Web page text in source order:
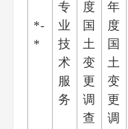
*-
*
专
业
技
术
服
务
度
国
土
变
更
调
查
年
度
国
土
变
更
调